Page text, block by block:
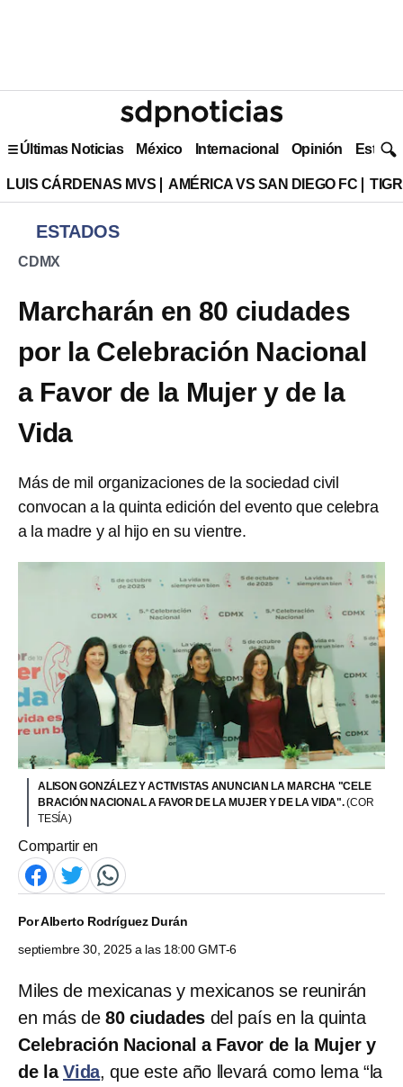
Últimas Noticias México Internacional Opinión Estilo
LUIS CÁRDENAS MVS AMÉRICA VS SAN DIEGO FC
ESTADOS
CDMX
Marcharán en 80 ciudades
por la Celebración Nacional
a Favor de la Mujer y de la
Vida
Más de mil organizaciones de la sociedad civil
convocan a la quinta edición del evento que celebra
a la madre y al hijo en su vientre.
ALISON GONZÁLEZ Y ACTIVISTAS ANUNCIAN LA MARCHA "CELE
BRACIÓN NACIONAL A FAVOR DE LA MUJER Y DE LA VIDA".(COR
TESÍA )
Compartir en
PorAlberto Rodríguez Durán
septiembre 30, 2025 a las 18:00 GMT-6
Miles de mexicanas y mexicanos se reunirán
en más de 80 ciudades del país en la quinta
Celebración Nacional a Favor de la Mujer y
de laVida, que este año llevará como lema “la